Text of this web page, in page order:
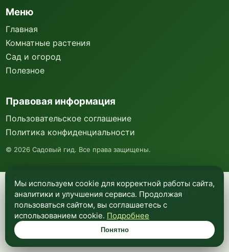
Мы используем куки и Яндекс Метрику для
анализа посещаемости и улучшения работы
сайта. Подробнее —в политике
конфиденциальности.
Понятно
Меню
Главная
Комнатные растения
Сад и огород
Полезное
Правовая информация
Пользовательское соглашение
Политика конфиденциальности
© 2026 Садовый гид. Все права защищены.
Мы используем cookie для корректной работы сайта,
аналитики и улучшения сервиса. Продолжая
пользоваться сайтом, вы соглашаетесь с
использованием cookie. Подробнее
Понятно